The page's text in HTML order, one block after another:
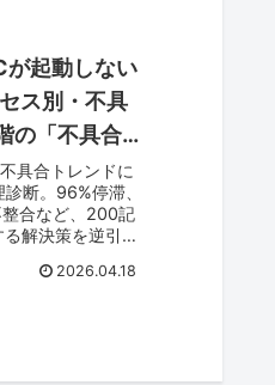
が起動しない
ス別・不具
の「不具合
04/18】
具合トレンドに
断。96%停滞、
合など、200記
解決策を逆引
2026.04.18